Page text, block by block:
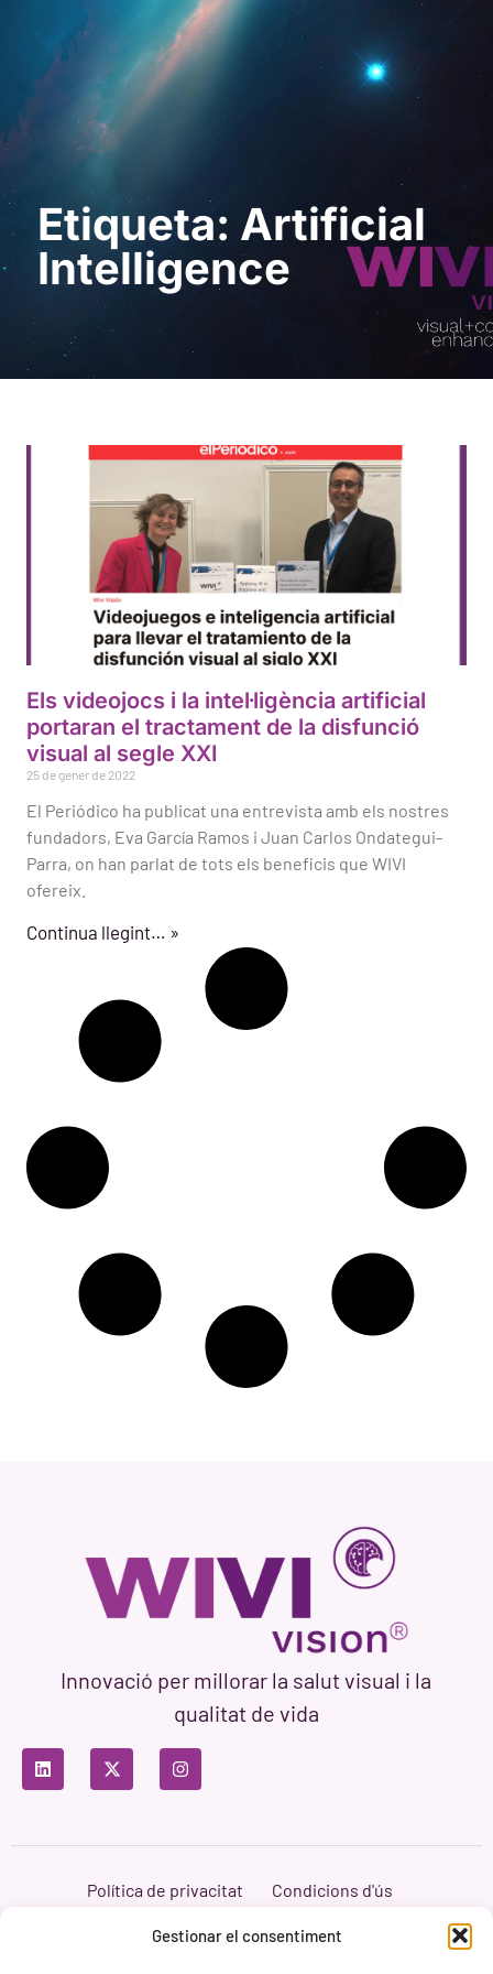
Gestionar el consentiment
demostració
Etiqueta: Artificial
Intelligence
Els videojocs i la intel·ligència artificial
portaran el tractament de la disfunció
visual al segle XXI
25 de gener de 2022
El Periódico ha publicat una entrevista amb els nostres
fundadors, Eva García Ramos i Juan Carlos Ondategui-
Parra, on han parlat de tots els beneficis que WIVI
ofereix.
Continua llegint… »
Innovació per millorar la salut visual i la
qualitat de vida
Política de privacitat
Condicions d'ús
Branding i Web ASH Proyectos Creativos